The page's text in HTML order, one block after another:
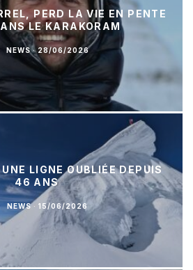
PERD LA VIE EN PENTE
LE KARAKORAM
NEWS · 28/06/2026
LIGNE OUBLIÉE DEPUIS
46 ANS
NEWS · 15/06/2026